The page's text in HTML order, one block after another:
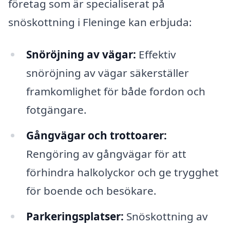
företag som är specialiserat på
snöskottning i Fleninge kan erbjuda:
Snöröjning av vägar: Effektiv
snöröjning av vägar säkerställer
framkomlighet för både fordon och
fotgängare.
Gångvägar och trottoarer:
Rengöring av gångvägar för att
förhindra halkolyckor och ge trygghet
för boende och besökare.
Parkeringsplatser: Snöskottning av